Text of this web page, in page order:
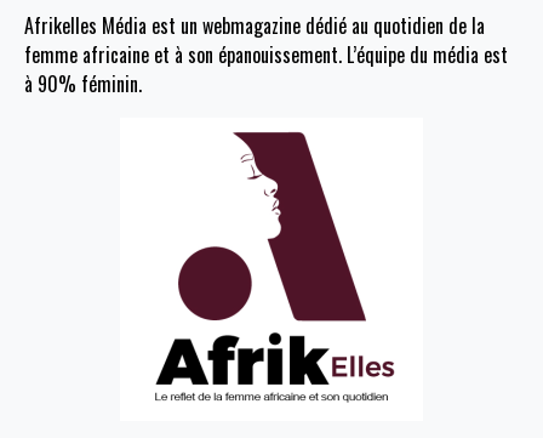
Afrikelles Média est un webmagazine dédié au quotidien de la
femme africaine et à son épanouissement. L’équipe du média est
à 90% féminin.